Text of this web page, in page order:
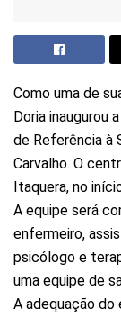
Como uma de
Doria inaugurou
de Referência à
Carvalho. O
Itaquera, no
A equipe será
enfermeiro,
psicólogo e
uma equipe de
A adequação do